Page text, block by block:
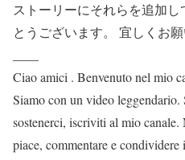
ストーリーにそれらを追加
とうございます。 宜しくお願
Ciao amici . Benvenuto nel mio
Siamo con un video
sostenerci, iscriviti al mio
piace, commentare e